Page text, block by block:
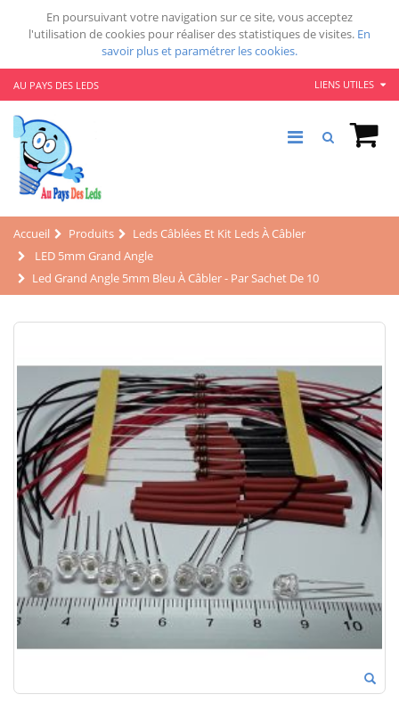
En poursuivant votre navigation sur ce site, vous acceptez
l'utilisation de cookies pour réaliser des statistiques de visites. En
savoir plus et paramétrer les cookies.
AU PAYS DES LEDS LIENS UTILES
Accueil Produits
Leds Câblées Et Kit Leds À Câbler
LED 5mm Grand Angle
Led Grand Angle 5mm Bleu À Câbler - Par Sachet De 10